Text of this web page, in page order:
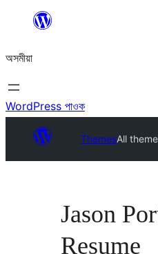
বিষয়বস্তুলৈ
যাওক
অসমীয়া
WordPress পাওক
ThemesAll
Jason
Resume